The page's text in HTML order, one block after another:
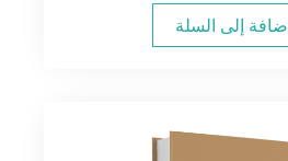
هو:
12.00$.
هو:
10.00$.
إضافة إلى السلة